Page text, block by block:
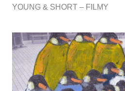
YOUNG & SHORT – FILMY